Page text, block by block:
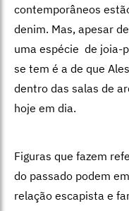
contemporâneos
denim. Mas, apesar
uma espécie de joia-
se tem é a de que
dentro das salas de
hoje em dia.
Figuras que fazem
do passado podem
relação escapista e